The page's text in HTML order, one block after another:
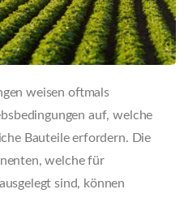
weisen oftmals
auf, welche
Bauteile erfordern. Die
welche für
sind, können